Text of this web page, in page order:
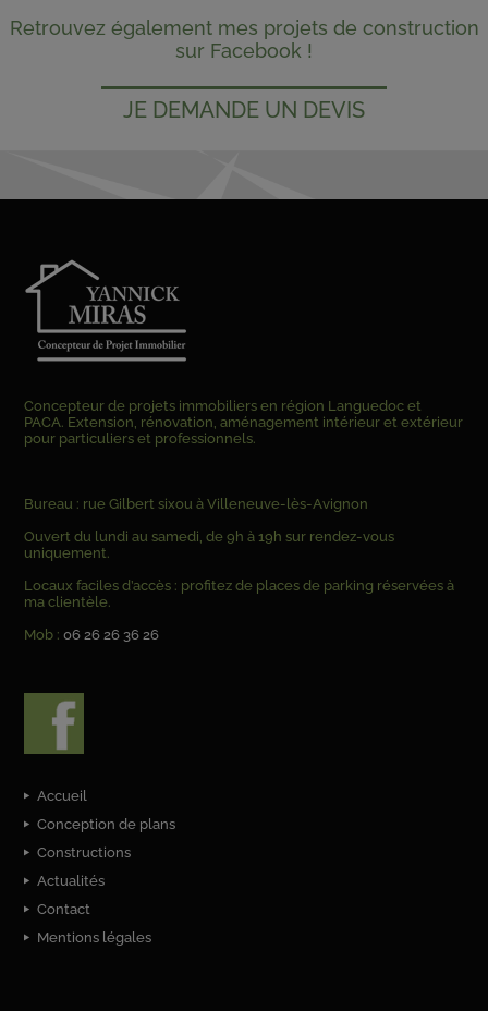
Retrouvez également mes projets de construction
sur Facebook !
JE DEMANDE UN DEVIS
Concepteur de projets immobiliers en région Languedoc et
PACA. Extension, rénovation, aménagement intérieur et extérieur
pour particuliers et professionnels.
Bureau : rue Gilbert sixou à Villeneuve-lès-Avignon
Ouvert du lundi au samedi, de 9h à 19h sur rendez-vous
uniquement.
Locaux faciles d’accès : profitez de places de parking réservées à
ma clientèle.
Mob : 06 26 26 36 26
Accueil
Conception de plans
Constructions
Actualités
Contact
Mentions légales